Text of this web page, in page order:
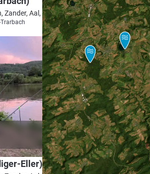
Zander, Aal, Döbel, Hecht
4.6
Eller)